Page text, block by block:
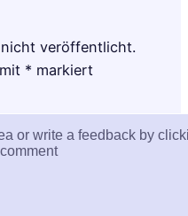
veröffentlicht.
* markiert